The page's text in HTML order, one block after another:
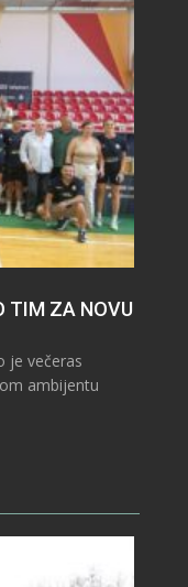
TIM ZA NOVU
je večeras
ambijentu